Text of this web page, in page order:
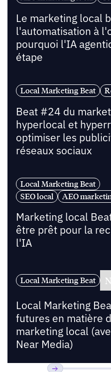
Le marketing local
l'automatisation à
pourquoi l'IA
étape
Local Marketing Beat
Beat #24 du
hyperlocal et
optimiser les
réseaux sociaux
Local Marketing Beat
SEO local
AEO
Marketing local
être prêt pour la
l'IA
Local Marketing Beat
Local Marketing
futures en matière
marketing local
Near Media)